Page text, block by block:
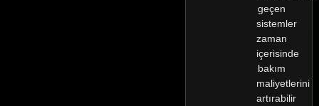
geçen
sistemler
zaman
içerisinde
bakım
maliyetlerini
artırabilir